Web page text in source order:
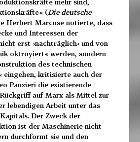
mehr sind,
(Die deutsche
Herbert Marcuse notierte, dass
und Interessen der
erst ›nachträglich‹ und von
oktroyiert« werden, sondern
des technischen
eingehen, kritisierte auch der
Panzieri die existierende
auf Marx als Mittel zur
lebendigen Arbeit unter das
Der Zweck der
ist der Maschinerie nicht
durchformt sie und den